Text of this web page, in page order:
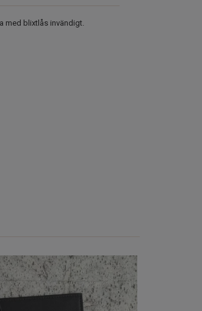
med blixtlås invändigt.